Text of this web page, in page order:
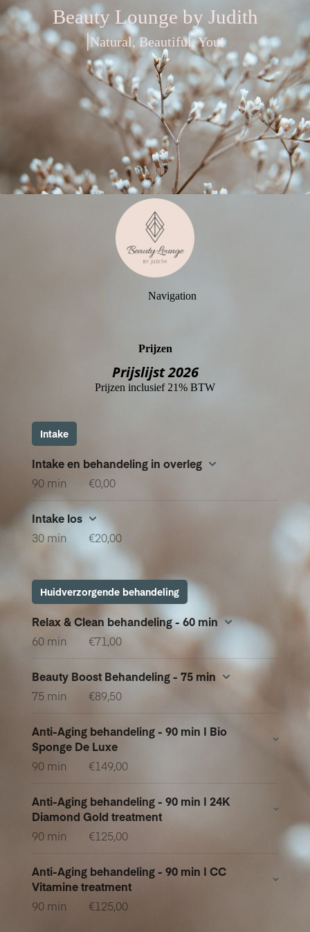
Beauty Lounge by Judith
|Natural, Beautiful, You!
Navigation
Prijzen
Prijslijst 2026
Prijzen inclusief 21% BTW